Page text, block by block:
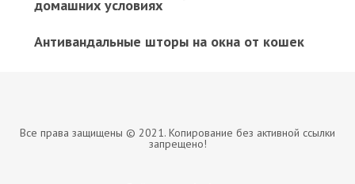
домашних условиях
Антивандальные шторы на окна от кошек
Все права защищены © 2021. Копирование без активной ссылки
запрещено!